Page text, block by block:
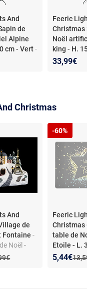
And
de
Alpine
cm - Vert-
&
Feeric
Christmas
Noël
king - H.
Féérie
33,99€
Christmas
And
de
Fontaine -
Noël -
- 36
prix :
:
:
Feeric
Christmas
table de
Etoile - L.
- Argent-
Nouveau
5,44€
-60%